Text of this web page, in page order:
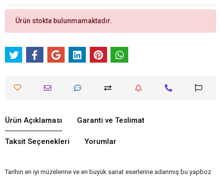
Ürün stokta bulunmamaktadır.
Ürün Açıklaması Garanti ve Teslimat
Taksit Seçenekleri Yorumlar
Tarihin en iyi müzelerine ve en büyük sanat eserlerine adanmış bu yapboz